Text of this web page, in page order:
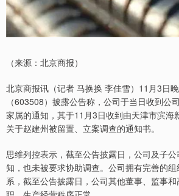
（来源：北京商报）
北京商报讯（记者 马换换 李佳雪）11月3日
（603508）披露公告称，公司于当日收到公
家属的通知，其于11月3日收到由天津市滨海
关于赵建州被留置、立案调查的通知书。
思维列控表示，截至公告披露日，公司及子
知，也未被要求协助调查。公司拥有完善的
系，截至公告披露日，公司其他董事、监事